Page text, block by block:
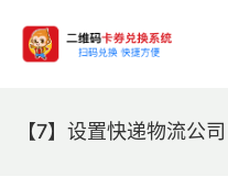
【7】设置快递物流公司